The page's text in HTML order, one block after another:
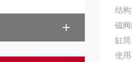
结
磁
缸
使